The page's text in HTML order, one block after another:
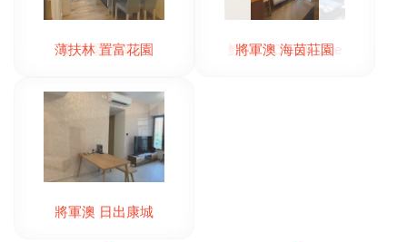
薄扶林 置富花園 將軍澳 海茵莊園
將軍澳 日出康城